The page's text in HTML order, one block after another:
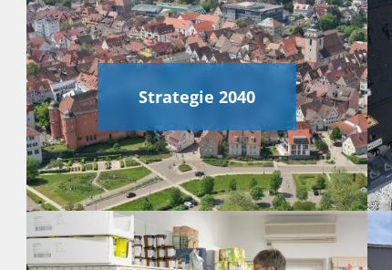
Strategie 2040